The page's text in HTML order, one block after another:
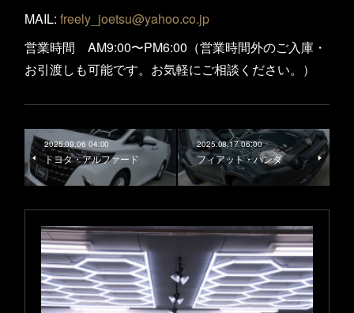
MAIL: freely_joetsu@yahoo.co.jp
営業時間 AM9:00〜PM6:00（営業時間外のご入庫・
お引渡しも可能です。お気軽にご相談ください。）
2025.09.06 04:00
トヨタ・アルファード
2025.08.17 06:00
フィアット・パンダ